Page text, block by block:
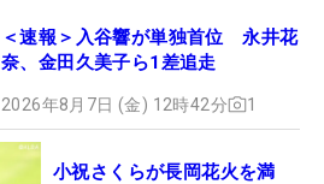
＜速報＞入谷響が単独首位 永井花
奈、金田久美子ら1差追走
2026年8月7日 (金) 12時42分 1
小祝さくらが長岡花火を満